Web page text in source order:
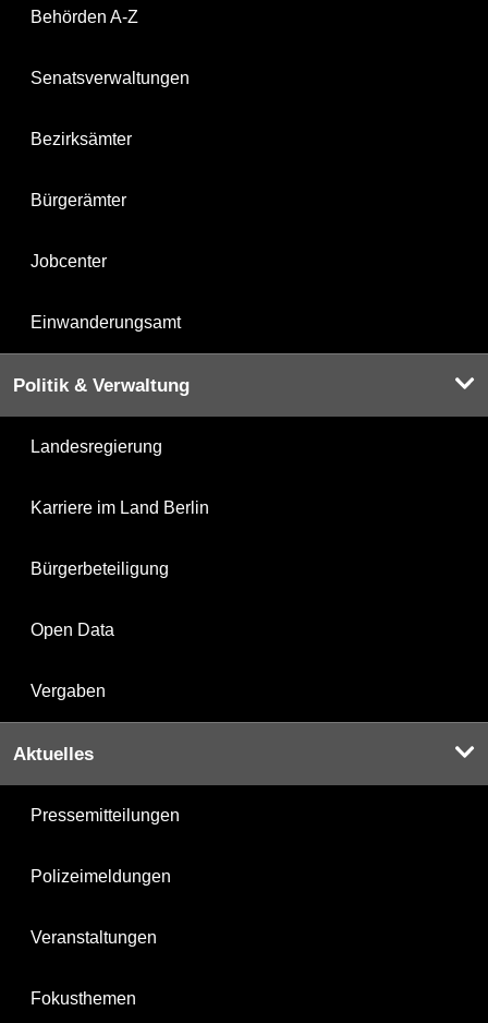
Behörden A-Z
Senatsverwaltungen
Bezirksämter
Bürgerämter
Jobcenter
Einwanderungsamt
Politik & Verwaltung
Landesregierung
Karriere im Land Berlin
Bürgerbeteiligung
Open Data
Vergaben
Aktuelles
Pressemitteilungen
Polizeimeldungen
Veranstaltungen
Fokusthemen